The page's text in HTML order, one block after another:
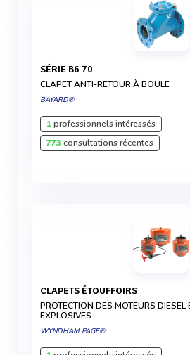
SÉRIE B6 70
CLAPET ANTI-RETOUR À BOULE
BAYARD®
1professionnels intéressés
773 consultations récentes
CLAPETS ÉTOUFFOIRS
PROTECTION DES MOTEURS DIESEL
EXPLOSIVES
WYNDHAM PAGE®